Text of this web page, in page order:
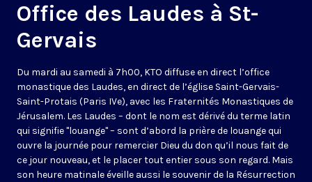
Office des Laudes à St-
Gervais
Du mardi au samedi à 7h00, KTO diffuse en direct l’office
monastique des Laudes, en direct de l’église Saint-Gervais-
Saint-Protais (Paris IVe), avec les Fraternités Monastiques de
Jérusalem. Les Laudes – dont le nom est dérivé du terme latin
qui signifie "louange" – sont d’abord la prière de louange qui
ouvre la journée pour remercier Dieu du don qu’il nous fait de
ce jour nouveau, et le placer tout entier sous son regard. Mais
son heure matinale éveille aussi le souvenir de la Résurrection